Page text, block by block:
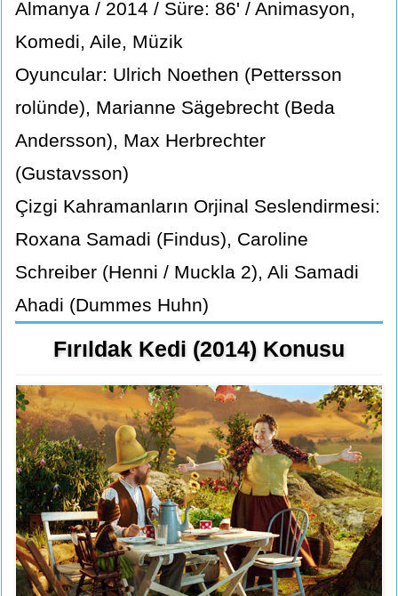
Almanya / 2014 / Süre: 86' / Animasyon,
Komedi, Aile, Müzik
Oyuncular: Ulrich Noethen (Pettersson
rolünde), Marianne Sägebrecht (Beda
Andersson), Max Herbrechter
(Gustavsson)
Çizgi Kahramanların Orjinal Seslendirmesi:
Roxana Samadi (Findus), Caroline
Schreiber (Henni / Muckla 2), Ali Samadi
Ahadi (Dummes Huhn)
Fırıldak Kedi (2014) Konusu